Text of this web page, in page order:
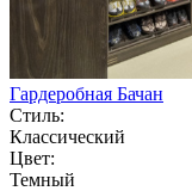
Гардеробная Бачан
Стиль:
Классический
Цвет:
Темный